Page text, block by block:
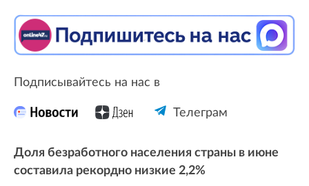
Подписывайтесь на нас в
Телеграм
Доля безработного населения страны в июне
составила рекордно низкие 2,2%